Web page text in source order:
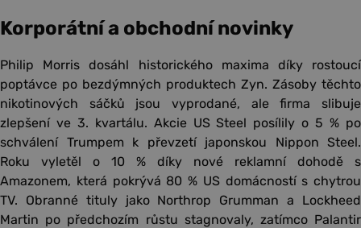
Korporátní a obchodní novinky
Philip Morris dosáhl historického maxima díky rostoucí
poptávce po bezdýmných produktech Zyn. Zásoby těchto
nikotinových sáčků jsou vyprodané, ale firma slibuje
zlepšení ve 3. kvartálu. Akcie US Steel posílily o 5 % po
schválení Trumpem k převzetí japonskou Nippon Steel.
Roku vyletěl o 10 % díky nové reklamní dohodě s
Amazonem, která pokrývá 80 % US domácností s chytrou
TV. Obranné tituly jako Northrop Grumman a Lockheed
Martin po předchozím růstu stagnovaly, zatímco Palantir